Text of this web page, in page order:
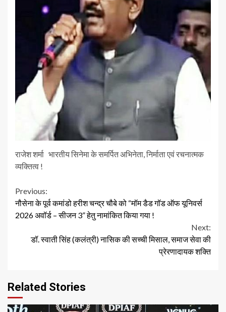
राजेश शर्मा भारतीय सिनेमा के समर्पित अभिनेता, निर्माता एवं रचनात्मक
व्यक्तित्व !
Continue
Reading
Previous:
नौसेना के पूर्व कमांडो हरीश चन्द्र चौबे को “मॉम डैड गॉड ऑफ यूनिवर्स
2026 अवॉर्ड – सीजन 3” हेतु नामांकित किया गया !
Next:
डॉ. स्वाती सिंह (कलंत्री) नासिक की सच्ची मिसाल, समाज सेवा की
प्रेरणादायक शक्ति
Related Stories